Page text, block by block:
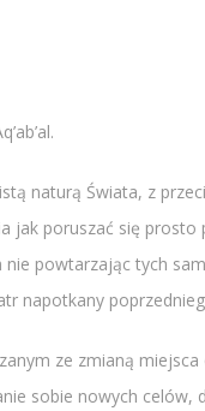
naturą Świata, z
jak poruszać się prosto
powtarzając tych
napotkany
ze zmianą miejsca
sobie nowych celów,